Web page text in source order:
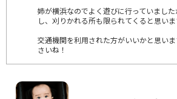
姉が横浜なのでよく遊びに行っていまし
し、刈りかれる所も限られてくると思いま
交通機関を利用された方がいいかと思い
さいね！